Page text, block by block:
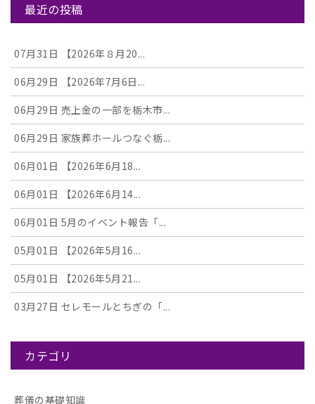
最近の投稿
07月31日 【2026年８月20...
06月29日 【2026年7月6日...
06月29日 売上金の一部を栃木市...
06月29日 家族葬ホールつなぐ栃...
06月01日 【2026年6月18...
06月01日 【2026年6月14...
06月01日 5月のイベント報告「...
05月01日 【2026年5月16...
05月01日 【2026年5月21...
03月27日 セレモールとちぎの「...
カテゴリ
葬儀の基礎知識